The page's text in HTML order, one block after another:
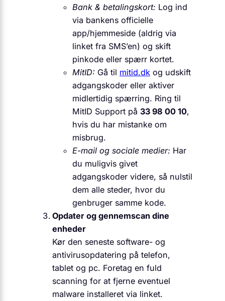
Bank & betalingskort: Log ind
via bankens officielle
app/hjemmeside (aldrig via
linket fra SMS’en) og skift
pinkode eller spærr kortet.
MitID: Gå til mitid.dk og udskift
adgangskoder eller aktiver
midlertidig spærring. Ring til
MitID Support på 33 98 00 10,
hvis du har mistanke om
misbrug.
E-mail og sociale medier: Har
du muligvis givet
adgangskoder videre, så nulstil
dem alle steder, hvor du
genbruger samme kode.
Opdater og gennemscan dine
enheder
Kør den seneste software- og
antivirus­opdatering på telefon,
tablet og pc. Foretag en fuld
scanning for at fjerne eventuel
malware installeret via linket.